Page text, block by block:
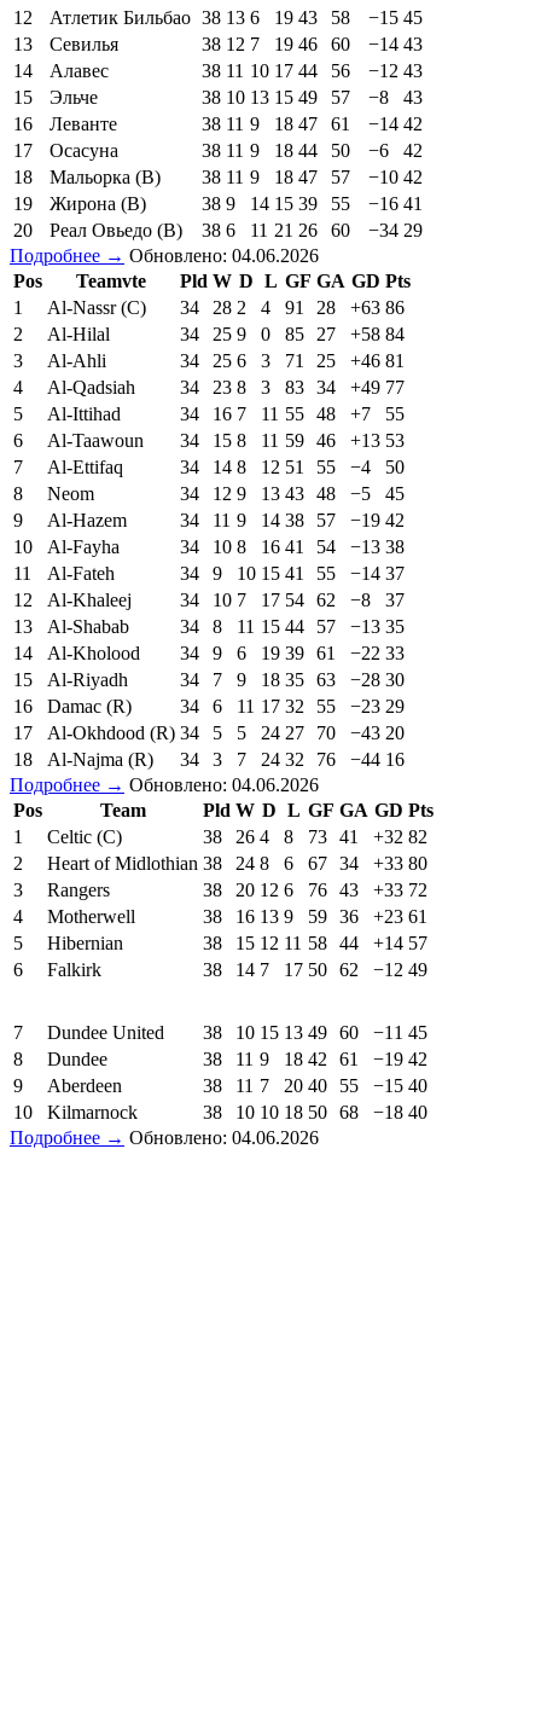
12
Атлетик Бильбао 38 13 6 19 43 58 −15 45
13
Севилья 38 12 7 19 46 60 −14 43
14
Алавес 38 11 10 17 44 56 −12 43
15
Эльче 38 10 13 15 49 57 −8
43
16
Леванте 38 11 9 18 47 61 −14 42
17
Осасуна 38 11 9 18 44 50 −6
42
18
Мальорка (В) 38 11 9 18 47 57 −10 42
19
Жирона (В) 38 9 14 15 39 55 −16 41
20
Реал Овьедо (В) 38 6 11 21 26 60 −34 29
Подробнее → Обновлено: 04.06.2026
Pos
Teamvte Pld W D L GF GA GD Pts
1
Al-Nassr (C) 34 28 2 4 91 28 +63 86
2
Al-Hilal 34 25 9 0 85 27 +58 84
3
Al-Ahli 34 25 6 3 71 25 +46 81
4
Al-Qadsiah 34 23 8 3 83 34 +49 77
5
Al-Ittihad 34 16 7 11 55 48 +7
55
6
Al-Taawoun 34 15 8 11 59 46 +13 53
7
Al-Ettifaq 34 14 8 12 51 55 −4
50
8
Neom 34 12 9 13 43 48 −5
45
9
Al-Hazem 34 11 9 14 38 57 −19 42
10
Al-Fayha 34 10 8 16 41 54 −13 38
11
Al-Fateh 34 9 10 15 41 55 −14 37
12
Al-Khaleej 34 10 7 17 54 62 −8
37
13
Al-Shabab 34 8 11 15 44 57 −13 35
14
Al-Kholood 34 9 6 19 39 61 −22 33
15
Al-Riyadh 34 7 9 18 35 63 −28 30
16
Damac (R) 34 6 11 17 32 55 −23 29
17
Al-Okhdood (R) 34 5 5 24 27 70 −43 20
18
Al-Najma (R) 34 3 7 24 32 76 −44 16
Подробнее → Обновлено: 04.06.2026
Pos
Team Pld W D L GF GA GD Pts
1
Celtic (C) 38 26 4 8 73 41 +32 82
2
Heart of Midlothian 38 24 8 6 67 34 +33 80
3
Rangers 38 20 12 6 76 43 +33 72
4
Motherwell 38 16 13 9 59 36 +23 61
5
Hibernian 38 15 12 11 58 44 +14 57
6
Falkirk 38 14 7 17 50 62 −12 49
7 Dundee United 38 10 15 13 49 60 −11 45
8
Dundee 38 11 9 18 42 61 −19 42
9
Aberdeen 38 11 7 20 40 55 −15 40
10
Kilmarnock 38 10 10 18 50 68 −18 40
Подробнее → Обновлено: 04.06.2026